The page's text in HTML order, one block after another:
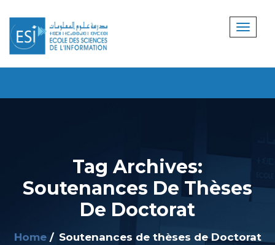
Tag Archives:
Soutenances De Thèses
De Doctorat
Home Soutenances de thèses de Doctorat